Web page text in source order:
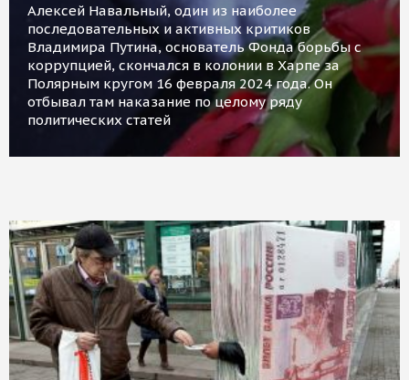
Алексей Навальный, один из наиболее
последовательных и активных критиков
Владимира Путина, основатель Фонда борьбы с
коррупцией, скончался в колонии в Харпе за
Полярным кругом 16 февраля 2024 года. Он
отбывал там наказание по целому ряду
политических статей